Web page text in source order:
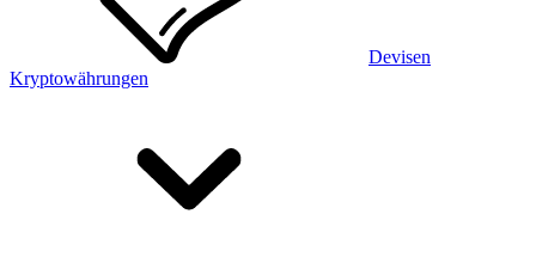
Devisen
Kryptowährungen